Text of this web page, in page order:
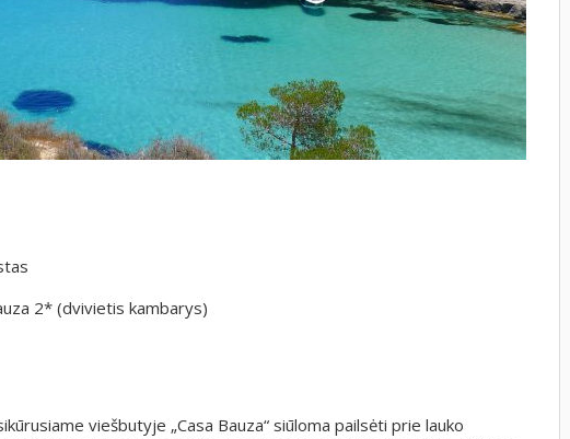
2* (dvivietis kambarys)
viešbutyje „Casa Bauza“ siūloma pailsėti prie lauko